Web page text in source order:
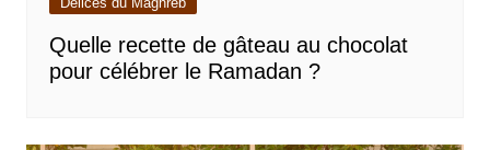
Quelle recette de gâteau au chocolat
pour célébrer le Ramadan ?